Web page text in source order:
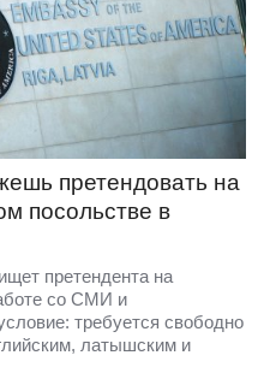
претендовать на
посольстве в
претендента на
со СМИ и
требуется свободно
латышским и